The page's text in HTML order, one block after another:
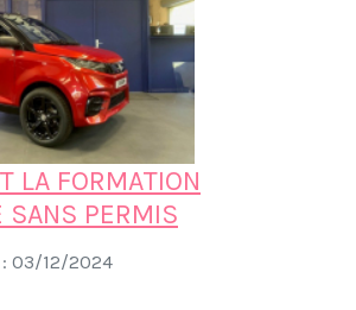
LA FORMATION
SANS PERMIS
03/12/2024